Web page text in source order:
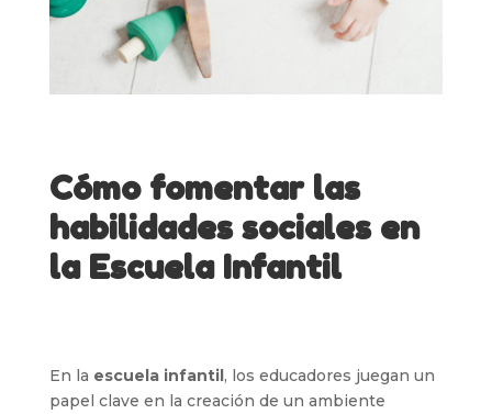
Cómo fomentar las
habilidades sociales en
la Escuela Infantil
En la escuela infantil, los educadores juegan un
papel clave en la creación de un ambiente